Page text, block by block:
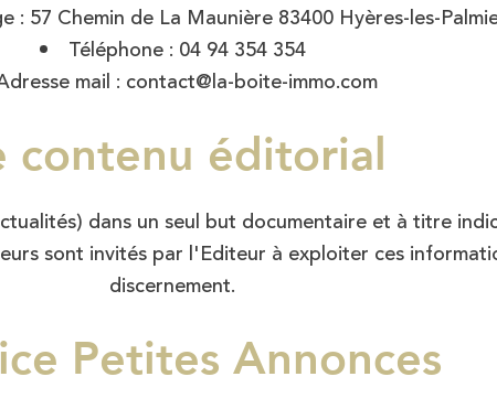
: 57 Chemin de La Maunière 83400 Hyères-les-
Téléphone : 04 94 354 354
mail : contact@la-boite-immo.com
contenu éditorial
dans un seul but documentaire et à titre
sont invités par l'Editeur à exploiter ces
discernement.
Petites Annonces